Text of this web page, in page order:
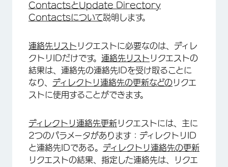
ContactsとUpdate Directory
Contactsについて説明します。
連絡先リスト リクエストに必要なのは、ディレ
クトリIDだけです。 連絡先リスト リクエストの
結果は、連絡先の連絡先IDを受け取ることに
なり、 ディレクトリ連絡先の更新などのリクエ
ストに使用することができます。
ディレクトリ連絡先更新リクエストには、主に
2つのパラメータがあります：ディレクトリID
と連絡先IDである。 ディレクトリ連絡先の更新
リクエストの結果、指定した連絡先は、リクエ